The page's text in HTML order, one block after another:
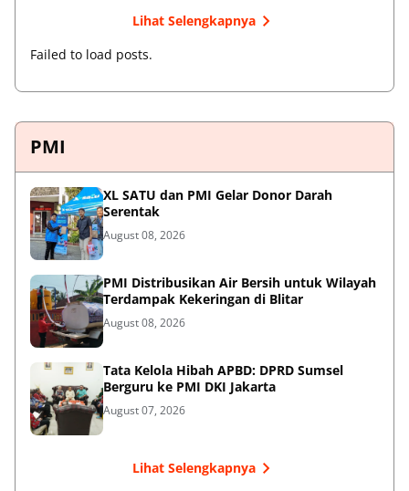
Lihat Selengkapnya
Failed to load posts.
PMI
XL SATU dan PMI Gelar Donor Darah
Serentak
August 08, 2026
PMI Distribusikan Air Bersih untuk Wilayah
Terdampak Kekeringan di Blitar
August 08, 2026
Tata Kelola Hibah APBD: DPRD Sumsel
Berguru ke PMI DKI Jakarta
August 07, 2026
Lihat Selengkapnya